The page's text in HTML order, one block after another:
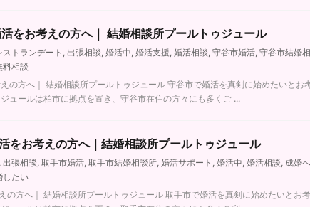
をお考えの方へ｜ 結婚相談所プールトゥジュール
ストランデート , 出張相談, 婚活中, 婚活支援, 婚活相談, 守谷市婚活, 守谷市結婚
料相談
の方へ｜ 結婚相談所プールトゥジュール 守谷市で婚活を真剣に始めたいとお
ュールは柏市に拠点を置き、守谷市在住の方々にも多くご ...
をお考えの方へ｜結婚相談所プールトゥジュール
, 出張相談, 取手市婚活, 取手市結婚相談所, 婚活サポート , 婚活中, 婚活相談, 成婚
したい
の方へ｜ 結婚相談所プールトゥジュール 取手市で婚活を真剣に始めたいとお考